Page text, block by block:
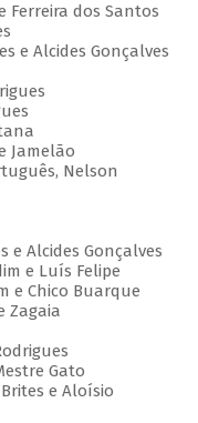
Ferreira dos Santos
e Alcides Gonçalves
Jamelão
Nelson
e Alcides Gonçalves
e Luís Felipe
e Chico Buarque
Zagaia
Gato
e Aloísio